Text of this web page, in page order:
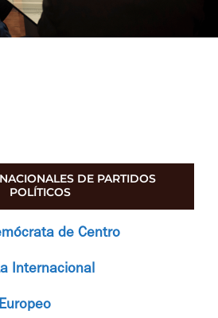
DE PARTIDOS
POLÍTICOS
de Centro
Internacional